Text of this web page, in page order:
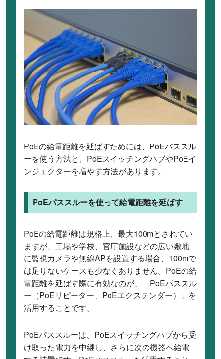
PoEの給電距離を延ばすためには、PoEパススル
ーを使う方法と、PoEスイッチングハブやPoEイ
ンジェクターを増やす方法があります。
PoEパススルーを使って給電距離を延ばす
PoEの給電距離は規格上、最大100mとされてい
ますが、工場や学校、官庁施設などの広い敷地
に監視カメラや無線APを設置する場合、100mで
は足りないケースも少なくありません。PoEの給
電距離を延ばす際に有効なのが、「PoEパススル
ー（PoEリピーター、PoEエクステンダー）」を
活用することです。
PoEパススルーは、PoEスイッチングハブから受
け取った電力を中継し、さらに次の機器へ給電